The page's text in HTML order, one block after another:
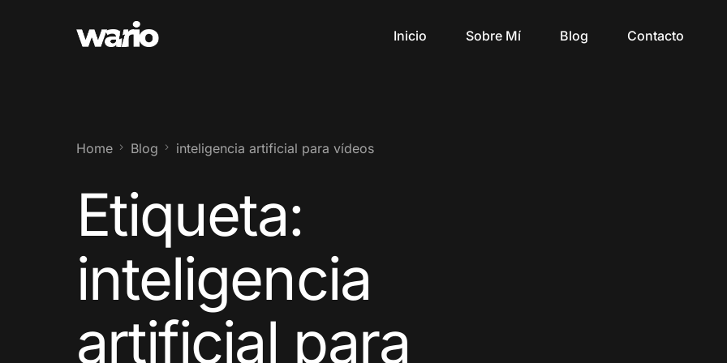
Inicio Sobre Mí Blog Contacto
Home Blog inteligencia artificial para vídeos
Etiqueta:
inteligencia
artificial para